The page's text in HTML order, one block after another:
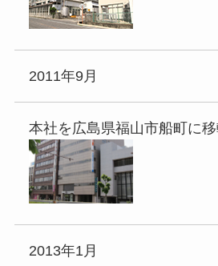
2011年9月
本社を広島県福山市船町に
2013年1月